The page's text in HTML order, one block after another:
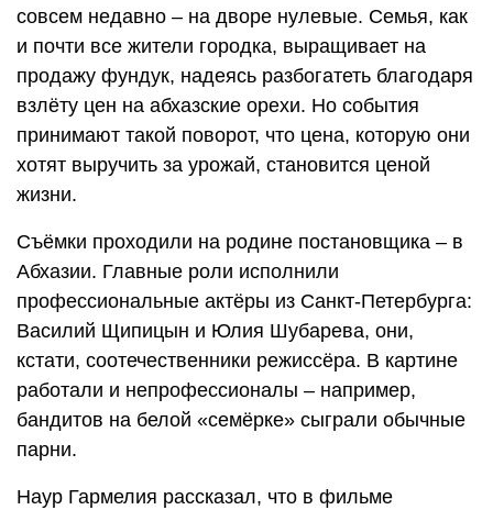
совсем недавно – на дворе нулевые. Семья, как
и почти все жители городка, выращивает на
продажу фундук, надеясь разбогатеть благодаря
взлёту цен на абхазские орехи. Но события
принимают такой поворот, что цена, которую они
хотят выручить за урожай, становится ценой
жизни.
Съёмки проходили на родине постановщика – в
Абхазии. Главные роли исполнили
профессиональные актёры из Санкт-Петербурга:
Василий Щипицын и Юлия Шубарева, они,
кстати, соотечественники режиссёра. В картине
работали и непрофессионалы – например,
бандитов на белой «семёрке» сыграли обычные
парни.
Наур Гармелия рассказал, что в фильме